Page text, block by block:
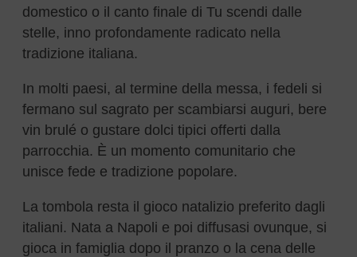
domestico o il canto finale di Tu scendi dalle
stelle, inno profondamente radicato nella
tradizione italiana.
In molti paesi, al termine della messa, i fedeli si
fermano sul sagrato per scambiarsi auguri, bere
vin brulé o gustare dolci tipici offerti dalla
parrocchia. È un momento comunitario che
unisce fede e tradizione popolare.
La tombola resta il gioco natalizio preferito dagli
italiani. Nata a Napoli e poi diffusasi ovunque, si
gioca in famiglia dopo il pranzo o la cena delle